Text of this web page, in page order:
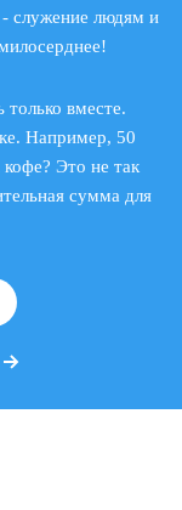
служение людям и
вместе.
Например, 50
Это не так
сумма для